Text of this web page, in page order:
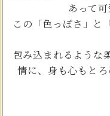
あって
この「色っぽさ」と
包み込まれるような
情に、身も心もと